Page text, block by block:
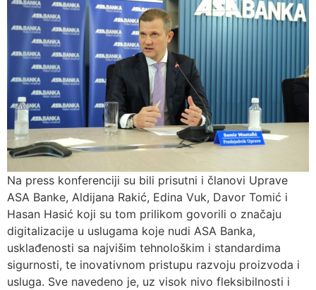
Na press konferenciji su bili prisutni i članovi Uprave
ASA Banke, Aldijana Rakić, Edina Vuk, Davor Tomić i
Hasan Hasić koji su tom prilikom govorili o značaju
digitalizacije u uslugama koje nudi ASA Banka,
usklađenosti sa najvišim tehnološkim i standardima
sigurnosti, te inovativnom pristupu razvoju proizvoda i
usluga. Sve navedeno je, uz visok nivo fleksibilnosti i